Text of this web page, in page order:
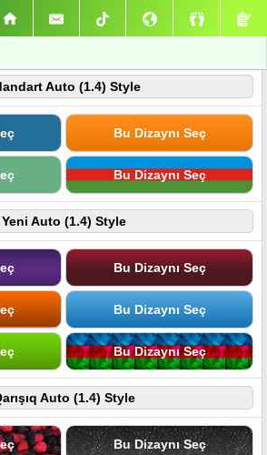
Auto (1.4) Style
Bu Dizaynı Seç
Bu Dizaynı Seç
Yeni Auto (1.4) Style
Bu Dizaynı Seç
Bu Dizaynı Seç
Bu Dizaynı Seç
Auto (1.4) Style
Bu Dizaynı Seç